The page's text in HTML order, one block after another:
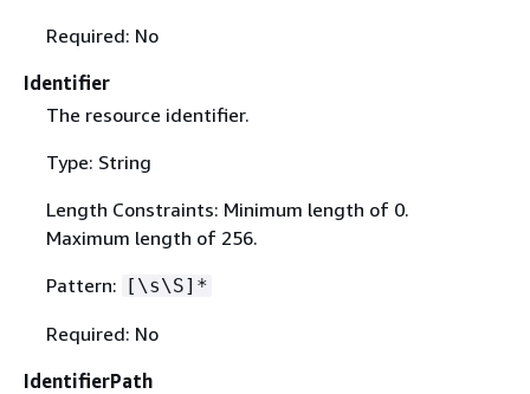
Required: No
Identifier
The resource identifier.
Type: String
Length Constraints: Minimum length of 0.
Maximum length of 256.
Pattern: [\s\S]*
Required: No
IdentifierPath